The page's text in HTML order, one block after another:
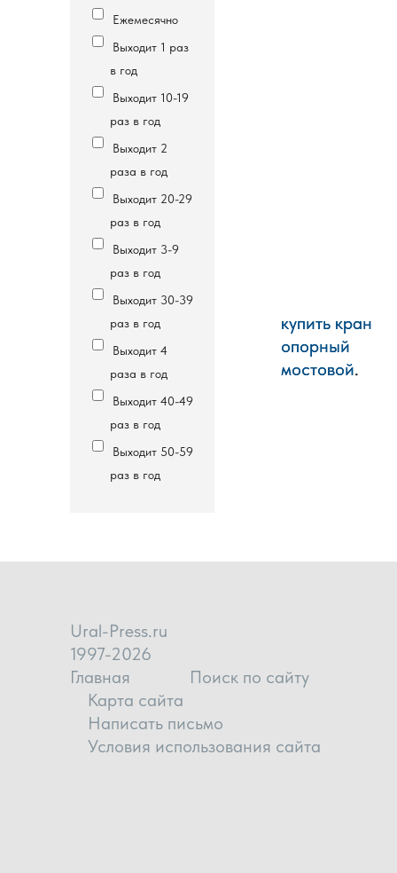
купить кран
опорный
мостовой.
купить кран
опорный
мостовой.
Ежемесячно
Выходит 1 раз
в год
Выходит 10-19
раз в год
Выходит 2
раза в год
Выходит 20-29
раз в год
Выходит 3-9
раз в год
Выходит 30-39
раз в год
Выходит 4
раза в год
Выходит 40-49
раз в год
Выходит 50-59
раз в год
Ural-Press.ru
1997-2026
Главная
Поиск по сайту
Карта сайта
Написать письмо
Условия использования сайта